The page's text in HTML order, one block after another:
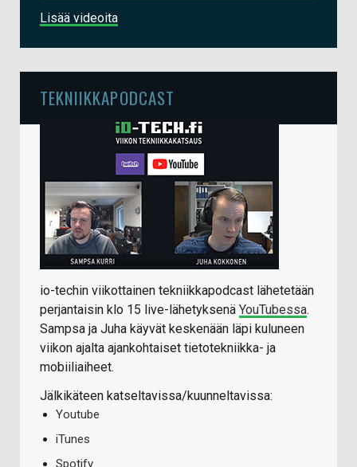
Lisää videoita
TEKNIIKKAPODCAST
io-techin viikottainen tekniikkapodcast lähetetään
perjantaisin klo 15 live-lähetyksenä YouTubessa.
Sampsa ja Juha käyvät keskenään läpi kuluneen
viikon ajalta ajankohtaiset tietotekniikka- ja
mobiiliaiheet.
Jälkikäteen katseltavissa/kuunneltavissa:
Youtube
iTunes
Spotify